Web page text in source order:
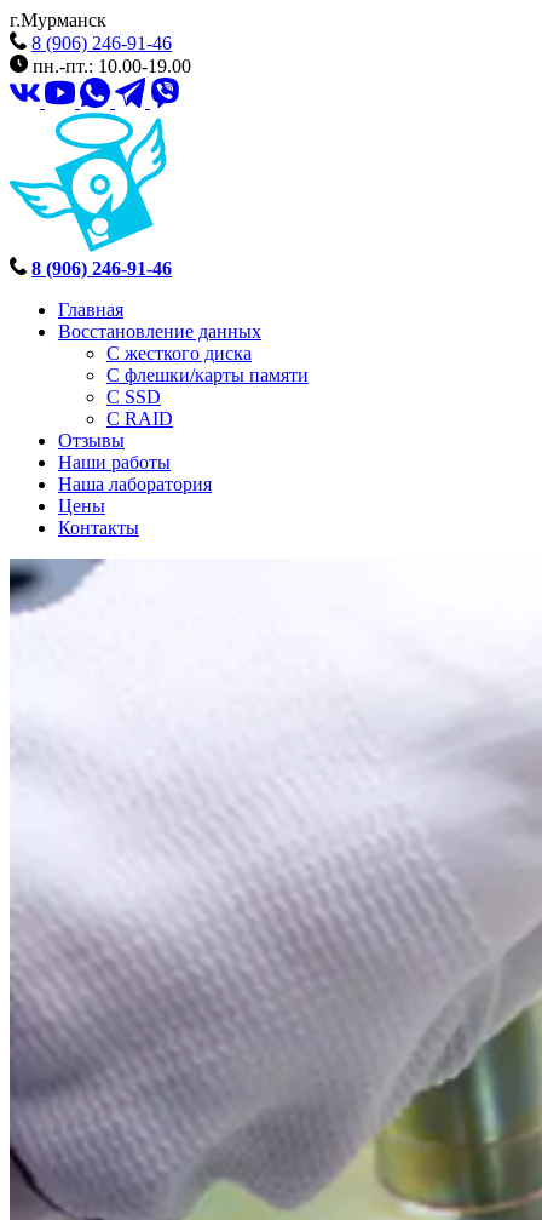
г.Мурманск
8 (906) 246-91-46
пн.-пт.: 10.00-19.00
8 (906) 246-91-46
Главная
Восстановление данных
С жесткого диска
С флешки/карты памяти
С SSD
С RAID
Отзывы
Наши работы
Наша лаборатория
Цены
Контакты